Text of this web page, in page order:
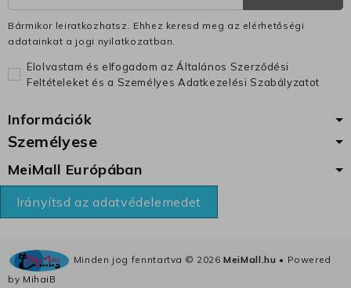
Bármikor leiratkozhatsz. Ehhez keresd meg az elérhetőségi
adatainkat a jogi nyilatkozatban.
Elolvastam és elfogadom az Általános Szerződési
Feltételeket és a Személyes Adatkezelési Szabályzatot
Információk
Személyese
MeiMall Európában
Irányítsd az adatvédelemedet
Minden jog fenntartva © 2026MeiMall.hu • Powered
by MihaiB